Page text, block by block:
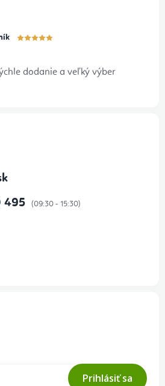
dodanie a veľký výber
495
Prihlásiť sa